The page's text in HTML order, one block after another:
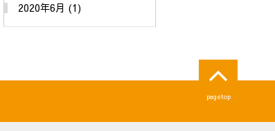
2020年6月 (1)
pagetop